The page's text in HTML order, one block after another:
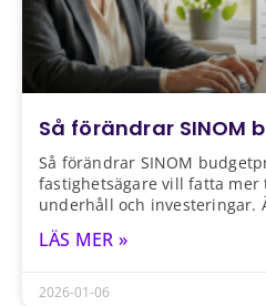
Så förändrar SINOM
Så förändrar SINOM
fastighetsägare vill fatta mer
underhåll och investeringar.
LÄS MER »
2026-01-06